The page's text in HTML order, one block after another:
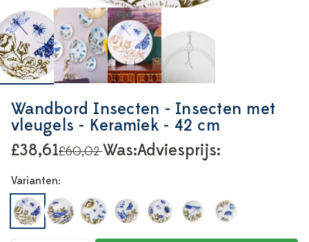
Wandbord Insecten - Insecten met
vleugels - Keramiek - 42 cm
Adviesprijs:
£60,02Was:
£38,61
Varianten: